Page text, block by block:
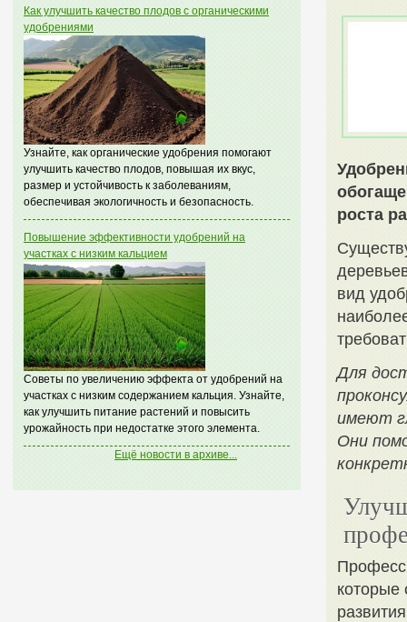
Как улучшить качество плодов с органическими
удобрениями
Узнайте, как органические удобрения помогают
улучшить качество плодов, повышая их вкус,
размер и устойчивость к заболеваниям,
обеспечивая экологичность и безопасность.
Повышение эффективности удобрений на
участках с низким кальцием
Советы по увеличению эффекта от удобрений на
участках с низким содержанием кальция. Узнайте,
как улучшить питание растений и повысить
урожайность при недостатке этого элемента.
Ещё новости в архиве...
роста
вид
Для
имеют
Они
которые